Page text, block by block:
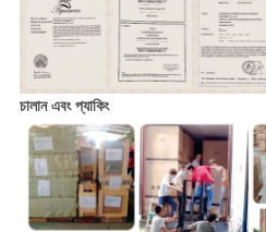
চালান এবং প্যাকিং